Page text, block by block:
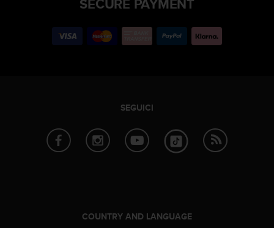
SECURE PAYMENT
SEGUICI
COUNTRY AND LANGUAGE